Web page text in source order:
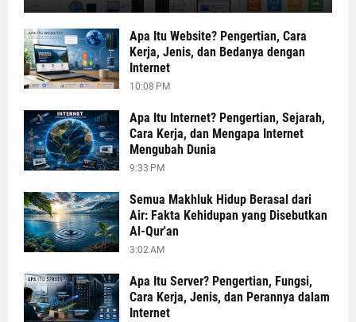
Apa Itu Website? Pengertian, Cara
Kerja, Jenis, dan Bedanya dengan
Internet
10:08 PM
Apa Itu Internet? Pengertian, Sejarah,
Cara Kerja, dan Mengapa Internet
Mengubah Dunia
9:33 PM
Semua Makhluk Hidup Berasal dari
Air: Fakta Kehidupan yang Disebutkan
Al-Qur'an
3:02 AM
Apa Itu Server? Pengertian, Fungsi,
Cara Kerja, Jenis, dan Perannya dalam
Internet